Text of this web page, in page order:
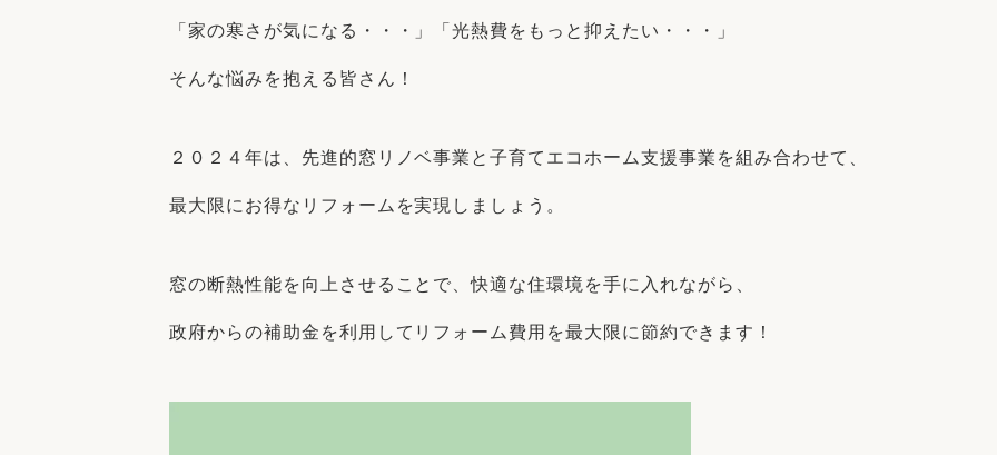
趣味を楽しむ ペットと暮らす
リフォームコンシェルジュ®
ストップ
リフォームお役立ち情報
「家の寒さが気になる・・・」「光熱費をもっと抑えたい・・・」
そんな悩みを抱える皆さん！
２０２４年は、先進的窓リノベ事業と子育てエコホーム支援事業を組み合わせて、
最大限にお得なリフォームを実現しましょう。
窓の断熱性能を向上させることで、快適な住環境を手に入れながら、
政府からの補助金を利用してリフォーム費用を最大限に節約できます！